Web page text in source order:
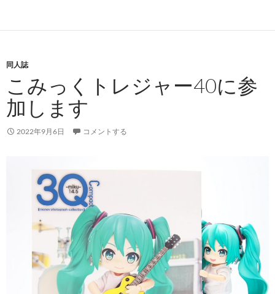
同人誌
こみっくトレジャー40に参
加します
2022年9月6日 コメントする